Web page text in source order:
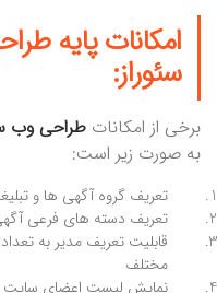
امکانات پایه
سئوراز:
برخی از امکانات طراحی وب
به صورت زیر است:
تعریف گروه آگهی ها و
تعریف دسته های فرعی
قابلیت تعریف مدیر به
مختلف
نمایش لیست اعضای سایت